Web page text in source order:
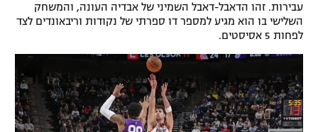
תקנון פעילות ספורט 1
הצטרפות לחבילת הערוצים
לוח דרושים – ג'ובנט
עבירות. זהו הדאבל-דאבל השמיני של אבדיה העונה, והמשחק
השלישי בו הוא מגיע למספר דו ספרתי של נקודות וריבאונדים לצד
לפחות 5 אסיסטים.